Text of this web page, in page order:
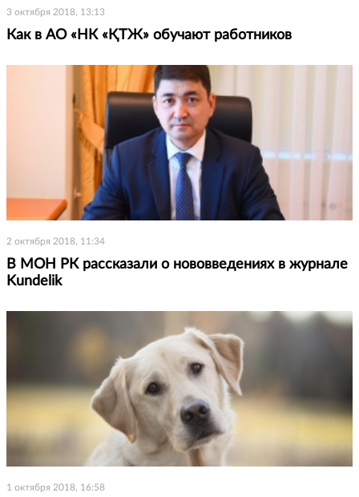
3 октября 2018, 13:13
Как в АО «НК «ҚТЖ» обучают работников
2 октября 2018, 11:34
В МОН РК рассказали о нововведениях в журнале
Kundelik
1 октября 2018, 16:58